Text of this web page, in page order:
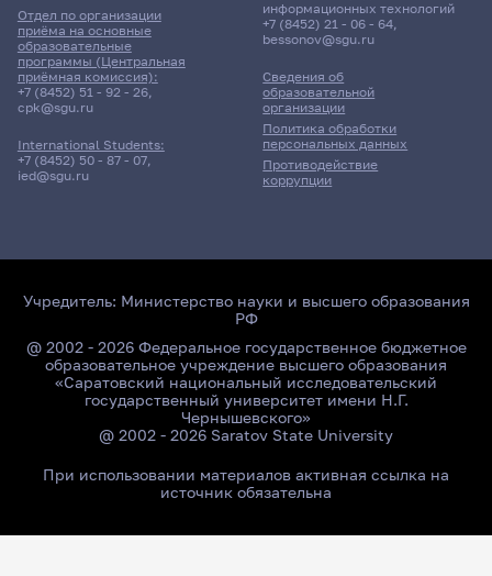
Отдел по организации
приёма на основные
образовательные
программы (Центральная
приёмная комиссия):
+7 (8452) 51 - 92 - 26,
cpk@sgu.ru
International Students:
+7 (8452) 50 - 87 - 07,
ied@sgu.ru
Сведения об
образовательной
организации
Политика обработки
персональных данных
Противодействие
коррупции
информационных технологий
+7 (8452) 21 - 06 - 64,
bessonov@sgu.ru
Учредитель: Министерство науки и высшего образования
РФ
@ 2002 - 2026 Федеральное государственное бюджетное
образовательное учреждение высшего образования
«Саратовский национальный исследовательский
государственный университет имени Н.Г.
Чернышевского»
@ 2002 - 2026 Saratov State University
При использовании материалов активная ссылка на
источник обязательна